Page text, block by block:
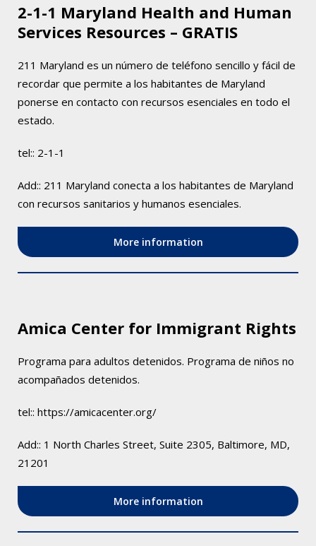
2-1-1 Maryland Health and Human
Services Resources – GRATIS
211 Maryland es un número de teléfono sencillo y fácil de
recordar que permite a los habitantes de Maryland
ponerse en contacto con recursos esenciales en todo el
estado.
tel:: 2-1-1
Add:: 211 Maryland conecta a los habitantes de Maryland
con recursos sanitarios y humanos esenciales.
More information
Amica Center for Immigrant Rights
Programa para adultos detenidos. Programa de niños no
acompañados detenidos.
tel:: https://amicacenter.org/
Add:: 1 North Charles Street, Suite 2305, Baltimore, MD,
21201
More information